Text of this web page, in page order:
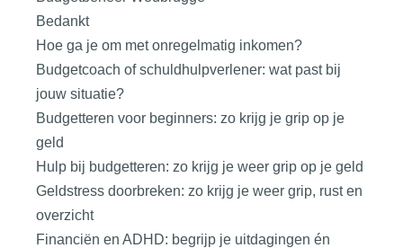
Bedankt
Hoe ga je om met onregelmatig inkomen?
Budgetcoach of schuldhulpverlener: wat past bij
jouw situatie?
Budgetteren voor beginners: zo krijg je grip op je
geld
Hulp bij budgetteren: zo krijg je weer grip op je geld
Geldstress doorbreken: zo krijg je weer grip, rust en
overzicht
Financiën en ADHD: begrijp je uitdagingen én